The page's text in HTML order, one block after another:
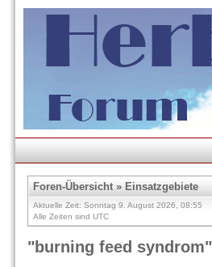
Foren-Übersicht» Einsatzgebiete
Aktuelle Zeit: Sonntag 9. August 2026, 08:55
Alle Zeiten sind UTC
"burning feed syndrom"